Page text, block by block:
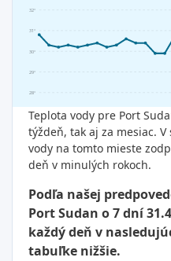
28°
29°
30°
31°
32°
Teplota vody pre Port
týždeň, tak aj za mesiac.
vody na tomto mieste
deň v minulých rokoch.
Podľa našej
Port Sudan o 7 dní
každý deň v
tabuľke nižšie.